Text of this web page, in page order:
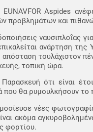
Aspides
προβλημάτων και
ναυσιπλοΐας
ανάρτηση
απόσταση τουλάχιστον
τοπική ώρα.
ότι είναι
που θα ρυμουλκήσουν το
νέες
ακόμα
φορτίου.